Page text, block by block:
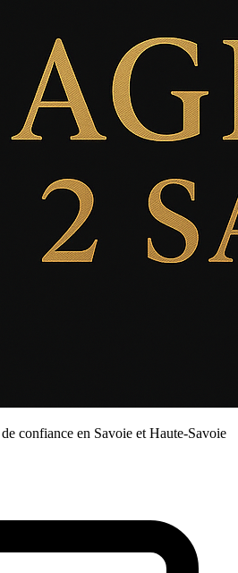
confiance en Savoie et Haute-Savoie